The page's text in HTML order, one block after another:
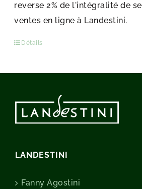
reverse 2% de l'intégralité de
ventes en ligne à Landestini.
Détails
LANDESTINI
Fanny Agostini